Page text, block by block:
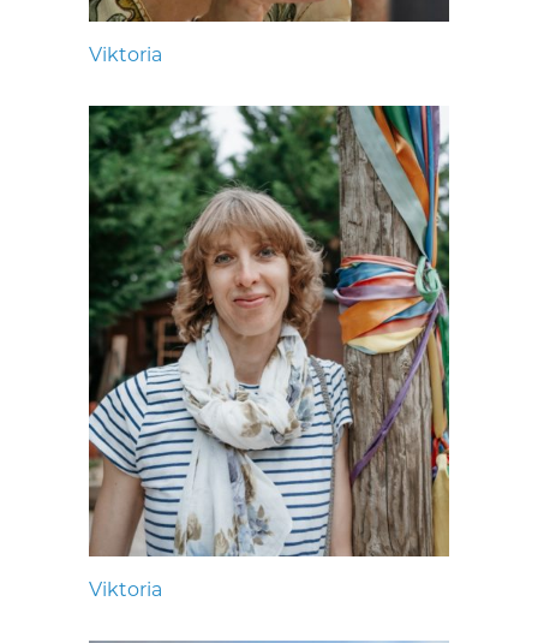
Viktoria
Viktoria